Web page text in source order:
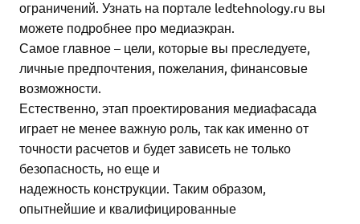
ограничений. Узнать на портале ledtehnology.ru вы
можете подробнее про медиаэкран.
Самое главное – цели, которые вы преследуете,
личные предпочтения, пожелания, финансовые
возможности.
Естественно, этап проектирования медиафасада
играет не менее важную роль, так как именно от
точности расчетов и будет зависеть не только
безопасность, но еще и
надежность конструкции. Таким образом,
опытнейшие и квалифицированные